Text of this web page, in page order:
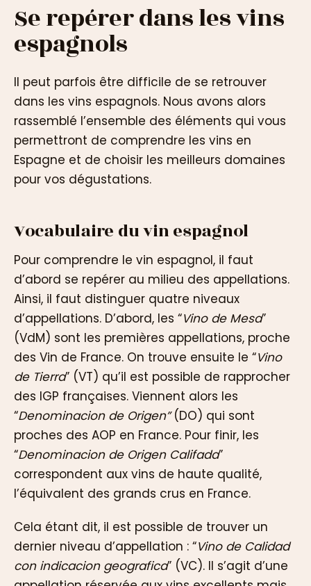
Se repérer dans les vins
espagnols
Il peut parfois être difficile de se retrouver
dans les vins espagnols. Nous avons alors
rassemblé l’ensemble des éléments qui vous
permettront de comprendre les vins en
Espagne et de choisir les meilleurs domaines
pour vos dégustations.
Vocabulaire du vin espagnol
Pour comprendre le vin espagnol, il faut
d’abord se repérer au milieu des appellations.
Ainsi, il faut distinguer quatre niveaux
d’appellations. D’abord, les “Vino de Mesa”
(VdM) sont les premières appellations, proche
des Vin de France. On trouve ensuite le “Vino
de Tierra” (VT) qu’il est possible de rapprocher
des IGP françaises. Viennent alors les
“Denominacion de Origen”(DO) qui sont
proches des AOP en France. Pour finir, les
“Denominacion de Origen Califada”
correspondent aux vins de haute qualité,
l’équivalent des grands crus en France.
Cela étant dit, il est possible de trouver un
dernier niveau d’appellation : “Vino de Calidad
con indicacion geografica” (VC). Il s’agit d’une